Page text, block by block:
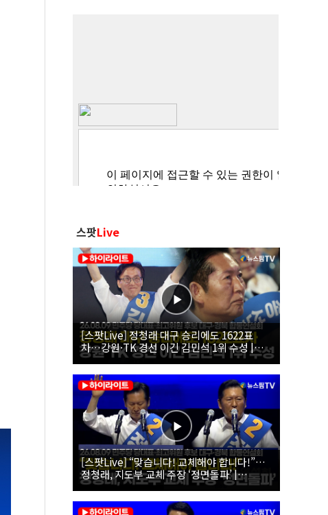
스팟Live
[스팟Live] 정청래 대구 승리에도 1622표
차…강원·TK 경선 이긴 김민석 1위 수성 |
26.08.09 더불어민주당 당대표·최고위원 후
보 대구·경북 합동연설회
[스팟Live] “맞습니다! 교체해야 합니다!”…
정청래, 지도부 교체 주장 ‘정면돌파’ |
26.08.09 더불어민주당 당대표·최고위원 후
보 대구·경북 합동연설회